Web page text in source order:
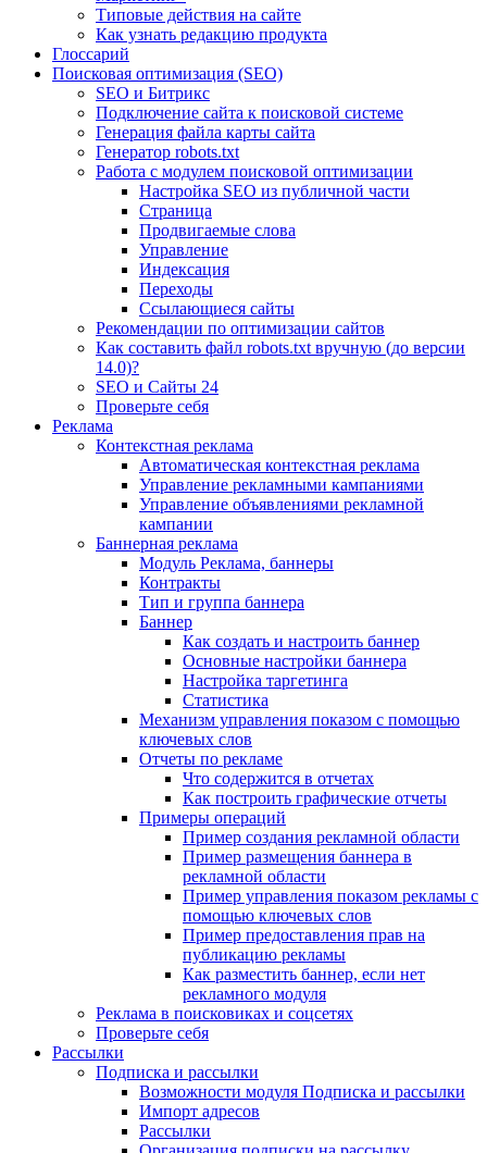
Типовые действия на сайте
Как узнать редакцию продукта
Глоссарий
Поисковая оптимизация (SEO)
SEO и Битрикс
Подключение сайта к поисковой системе
Генерация файла карты сайта
Генератор robots.txt
Работа с модулем поисковой оптимизации
Настройка SEO из публичной части
Страница
Продвигаемые слова
Управление
Индексация
Переходы
Ссылающиеся сайты
Рекомендации по оптимизации сайтов
Как составить файл robots.txt вручную (до версии
14.0)?
SEO и Сайты 24
Проверьте себя
Реклама
Контекстная реклама
Автоматическая контекстная реклама
Управление рекламными кампаниями
Управление объявлениями рекламной
кампании
Баннерная реклама
Модуль Реклама, баннеры
Контракты
Тип и группа баннера
Баннер
Как создать и настроить баннер
Основные настройки баннера
Настройка таргетинга
Статистика
Механизм управления показом с помощью
ключевых слов
Отчеты по рекламе
Что содержится в отчетах
Как построить графические отчеты
Примеры операций
Пример создания рекламной области
Пример размещения баннера в
рекламной области
Пример управления показом рекламы с
помощью ключевых слов
Пример предоставления прав на
публикацию рекламы
Как разместить баннер, если нет
рекламного модуля
Реклама в поисковиках и соцсетях
Проверьте себя
Рассылки
Подписка и рассылки
Возможности модуля Подписка и рассылки
Импорт адресов
Рассылки